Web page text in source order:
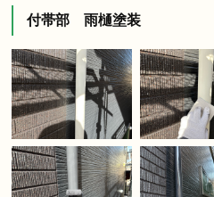
付帯部 雨樋塗装